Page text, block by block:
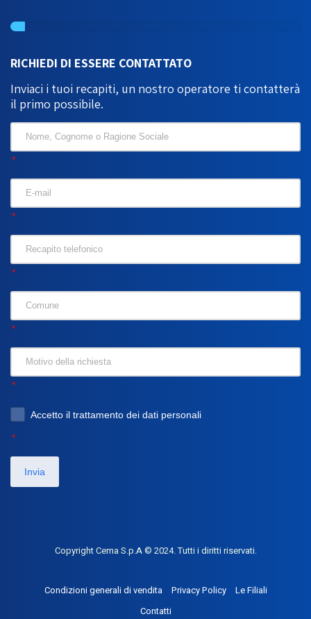
RICHIEDI DI ESSERE CONTATTATO
Inviaci i tuoi recapiti, un nostro operatore ti contatterà
il primo possibile.
Accetto il trattamento dei dati personali
Invia
Copyright Cema S.p.A © 2024. Tutti i diritti riservati.
Condizioni generali di vendita Privacy Policy
Le Filiali
Contatti